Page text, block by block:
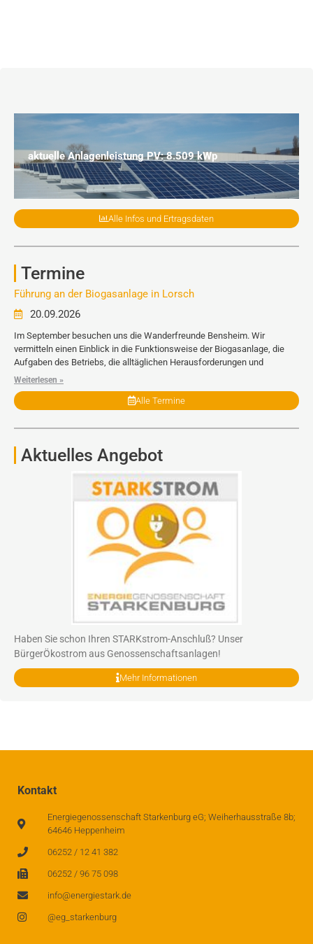
aktuelle Anlagenleistung PV: 8.509 kWp
Alle Infos und Ertragsdaten
Termine
Führung an der Biogasanlage in Lorsch
20.09.2026
Im September besuchen uns die Wanderfreunde Bensheim. Wir
vermitteln einen Einblick in die Funktionsweise der Biogasanlage, die
Aufgaben des Betriebs, die alltäglichen Herausforderungen und
Weiterlesen »
Alle Termine
Aktuelles Angebot
Haben Sie schon Ihren STARKstrom-Anschluß? Unser
BürgerÖkostrom aus Genossenschaftsanlagen!
Mehr Informationen
Kontakt
Energiegenossenschaft Starkenburg eG; Weiherhausstraße 8b;
64646 Heppenheim
06252 / 12 41 382
06252 / 96 75 098
info@energiestark.de
@eg_starkenburg